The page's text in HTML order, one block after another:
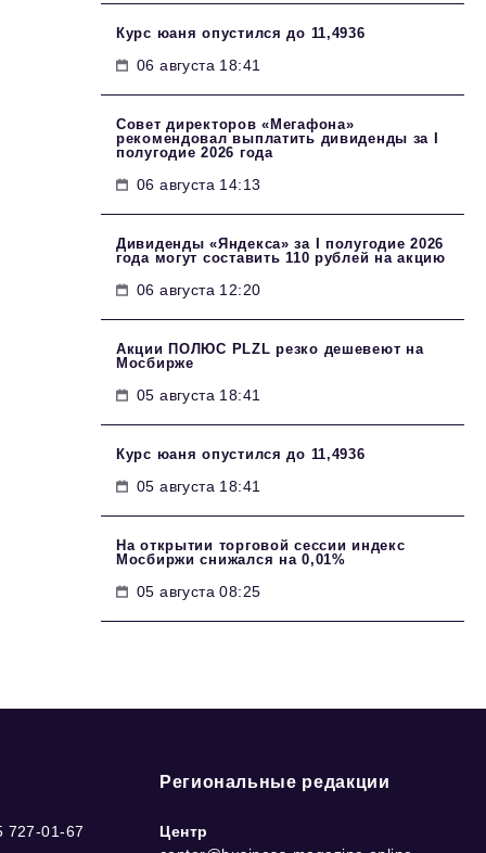
Курс юаня опустился до 11,4936
06 августа 18:41
Совет директоров «Мегафона»
рекомендовал выплатить дивиденды за I
полугодие 2026 года
06 августа 14:13
Дивиденды «Яндекса» за I полугодие 2026
года могут составить 110 рублей на акцию
06 августа 12:20
Акции ПОЛЮС PLZL резко дешевеют на
Мосбирже
05 августа 18:41
Курс юаня опустился до 11,4936
05 августа 18:41
На открытии торговой сессии индекс
Мосбиржи снижался на 0,01%
05 августа 08:25
727-01-67
Региональные редакции
Центр